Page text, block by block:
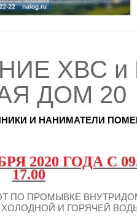
ХВС и
ДОМ 20
И НАНИМАТЕЛИ
2020 ГОДА С
17.00
ПО ПРОМЫВКЕ
И ГОРЯЧЕЙ